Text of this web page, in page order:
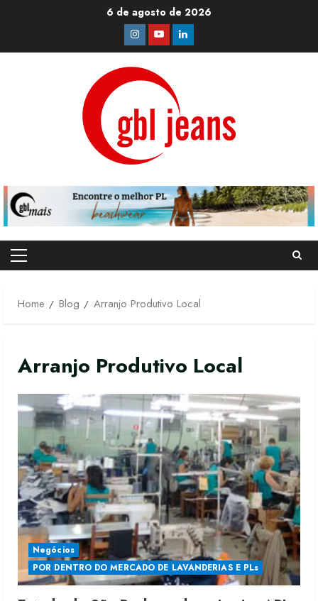
6 de agosto de 2026
Instagram
YoutubeLinkedin
Primary
Home
Blog Arranjo Produtivo Local
Arranjo Produtivo Local
Negócios
POR DENTRO DO MERCADO DE LAVANDERIAS E PLs